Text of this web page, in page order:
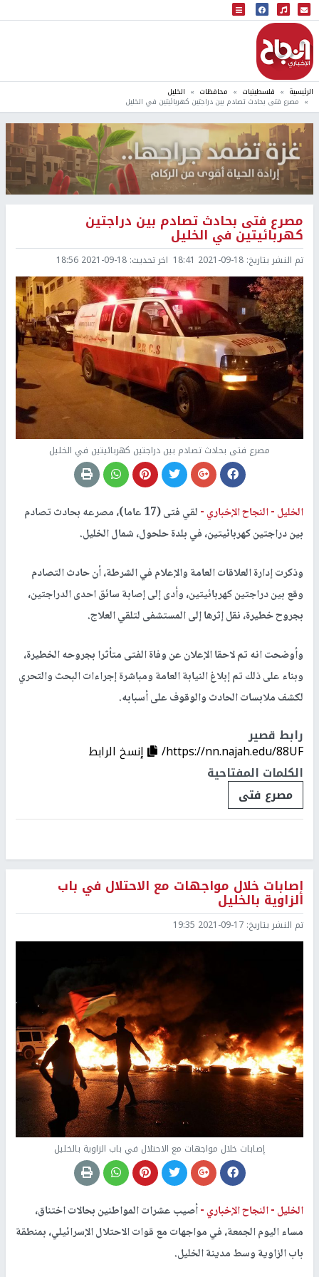
البث المباشر
إذاعة النجاح
الرئيسية فلسطينيات محافظات الخليل
مصرع فتى بحادث تصادم بين دراجتين كهربائيتين في الخليل
مصرع فتى بحادث تصادم بين دراجتين
كهربائيتين في الخليل
تم النشر بتاريخ: 2021-09-18 18:41 اخر تحديث: 2021-09-18 18:56
مصرع فتى بحادث تصادم بين دراجتين كهربائيتين في الخليل
الخليل -النجاح الإخباري -
لقي فتى (17 عاما)، مصرعه بحادث تصادم
بين دراجتين كهربائيتين، في بلدة حلحول، شمال الخليل.
وذكرت إدارة العلاقات العامة والإعلام في الشرطة، أن حادث التصادم
وقع بين دراجتين كهربائيتين، وأدى إلى إصابة سائق احدى الدراجتين،
بجروح خطيرة، نقل إثرها إلى المستشفى لتلقي العلاج.
وأوضحت انه تم لاحقا الإعلان عن وفاة الفتى متأثرا بجروحه الخطيرة،
وبناء على ذلك تم إبلاغ النيابة العامة ومباشرة إجراءات البحث والتحري
لكشف ملابسات الحادث والوقوف على أسبابه.
رابط قصير
https://nn.najah.edu/88UF/
إنسخ الرابط
الكلمات المفتاحية
مصرع فتى
إصابات خلال مواجهات مع الاحتلال في باب
الزاوية بالخليل
تم النشر بتاريخ: 2021-09-17 19:35
إصابات خلال مواجهات مع الاحتلال في باب الزاوية بالخليل
الخليل -النجاح الإخباري -أصيب عشرات المواطنين بحالات اختناق،
مساء اليوم الجمعة، في مواجهات مع قوات الاحتلال الإسرائيلي، بمنطقة
باب الزاوية وسط مدينة الخليل.